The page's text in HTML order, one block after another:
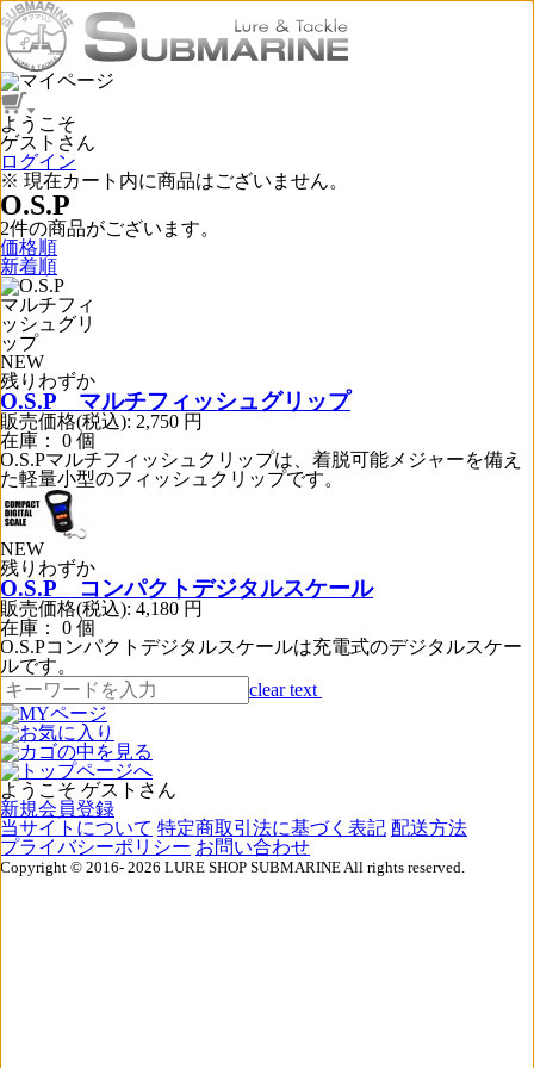
ようこそ
ゲストさん
ログイン
※ 現在カート内に商品はございません。
O.S.P
2件の商品がございます。
価格順
新着順
NEW
残りわずか
O.S.P マルチフィッシュグリップ
販売価格(税込): 2,750 円
在庫： 0 個
O.S.Pマルチフィッシュクリップは、着脱可能メジャーを備え
た軽量小型のフィッシュクリップです。
NEW
残りわずか
O.S.P コンパクトデジタルスケール
販売価格(税込): 4,180 円
在庫： 0 個
O.S.Pコンパクトデジタルスケールは充電式のデジタルスケー
ルです。
clear text
ようこそ ゲストさん
新規会員登録
当サイトについて 特定商取引法に基づく表記 配送方法
プライバシーポリシー お問い合わせ
Copyright © 2016- 2026 LURE SHOP SUBMARINE All rights reserved.